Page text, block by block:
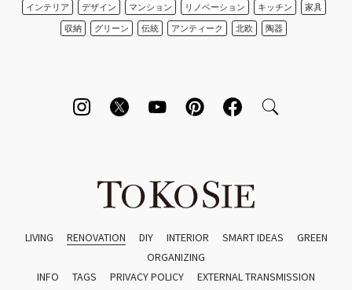
インテリア デザイン マンション リノベーション キッチン
家具
収納
グリーン 伝統 アンティーク 北欧 陶器
LIVING RENOVATION DIY INTERIOR SMART IDEAS
GREEN
ORGANIZING
INFO
TAGS PRIVACY POLICY
EXTERNAL TRANSMISSION